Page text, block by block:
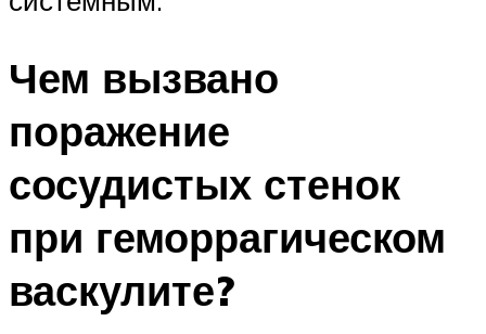
Чем вызвано
поражение
сосудистых стенок
при геморрагическом
васкулите?